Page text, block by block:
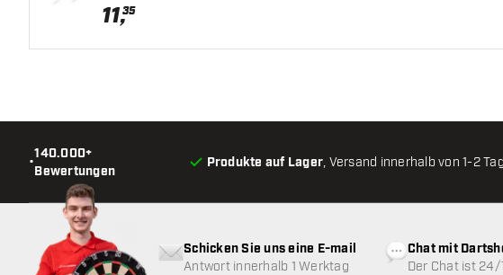
11,35
•
140.000+
Bewertungen
Produkte auf Lager, Versand innerhalb von 1-2
Schicken Sie uns eine E-mail
Antwort innerhalb 1 Werktag
Chat mit
Der Chat ist